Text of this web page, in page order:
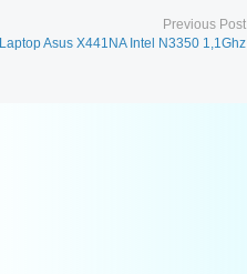
Previous Post
Laptop Asus X441NA Intel N3350 1,1Ghz